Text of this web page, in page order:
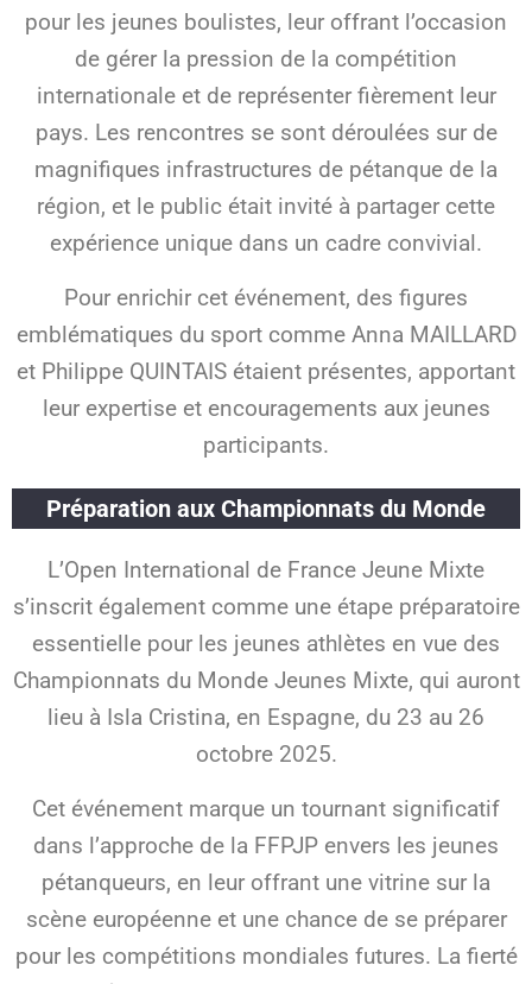
pour les jeunes boulistes, leur offrant l’occasion
de gérer la pression de la compétition
internationale et de représenter fièrement leur
pays. Les rencontres se sont déroulées sur de
magnifiques infrastructures de pétanque de la
région, et le public était invité à partager cette
expérience unique dans un cadre convivial.
Pour enrichir cet événement, des figures
emblématiques du sport comme Anna MAILLARD
et Philippe QUINTAIS étaient présentes, apportant
leur expertise et encouragements aux jeunes
participants.
Préparation aux Championnats du Monde
L’Open International de France Jeune Mixte
s’inscrit également comme une étape préparatoire
essentielle pour les jeunes athlètes en vue des
Championnats du Monde Jeunes Mixte, qui auront
lieu à Isla Cristina, en Espagne, du 23 au 26
octobre 2025.
Cet événement marque un tournant significatif
dans l’approche de la FFPJP envers les jeunes
pétanqueurs, en leur offrant une vitrine sur la
scène européenne et une chance de se préparer
pour les compétitions mondiales futures. La fierté